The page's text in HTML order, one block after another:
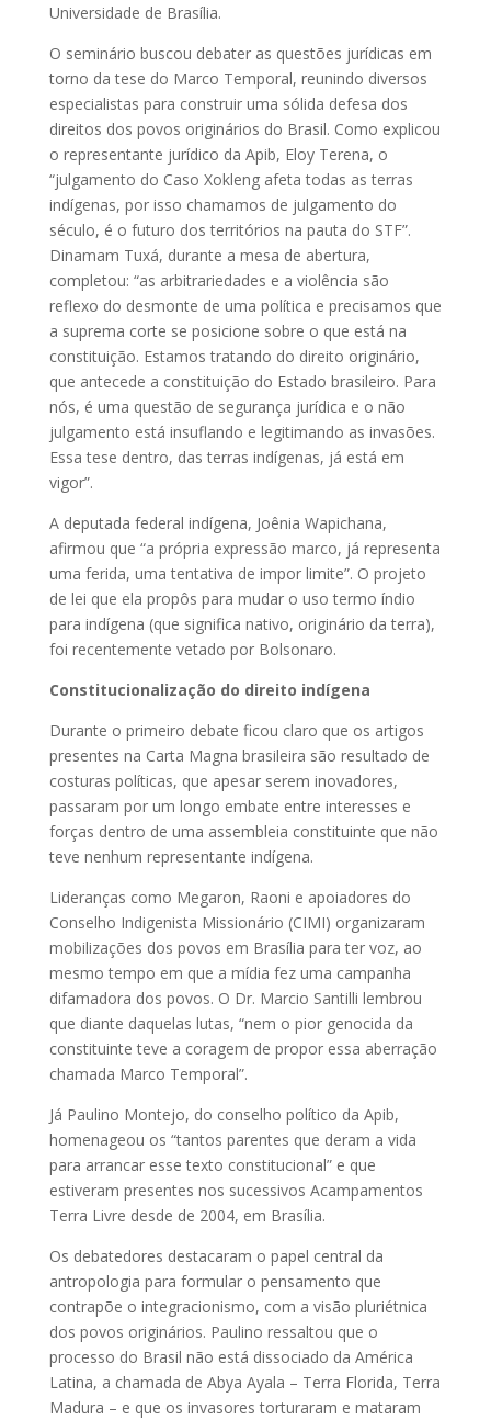
Universidade de Brasília.
O seminário buscou debater as questões jurídicas em
torno da tese do Marco Temporal, reunindo diversos
especialistas para construir uma sólida defesa dos
direitos dos povos originários do Brasil. Como explicou
o representante jurídico da Apib, Eloy Terena, o
“julgamento do Caso Xokleng afeta todas as terras
indígenas, por isso chamamos de julgamento do
século, é o futuro dos territórios na pauta do STF”.
Dinamam Tuxá, durante a mesa de abertura,
completou: “as arbitrariedades e a violência são
reflexo do desmonte de uma política e precisamos que
a suprema corte se posicione sobre o que está na
constituição. Estamos tratando do direito originário,
que antecede a constituição do Estado brasileiro. Para
nós, é uma questão de segurança jurídica e o não
julgamento está insuflando e legitimando as invasões.
Essa tese dentro, das terras indígenas, já está em
vigor”.
A deputada federal indígena, Joênia Wapichana,
afirmou que “a própria expressão marco, já representa
uma ferida, uma tentativa de impor limite”. O projeto
de lei que ela propôs para mudar o uso termo índio
para indígena (que significa nativo, originário da terra),
foi recentemente vetado por Bolsonaro.
Constitucionalização do direito indígena
Durante o primeiro debate ficou claro que os artigos
presentes na Carta Magna brasileira são resultado de
costuras políticas, que apesar serem inovadores,
passaram por um longo embate entre interesses e
forças dentro de uma assembleia constituinte que não
teve nenhum representante indígena.
Lideranças como Megaron, Raoni e apoiadores do
Conselho Indigenista Missionário (CIMI) organizaram
mobilizações dos povos em Brasília para ter voz, ao
mesmo tempo em que a mídia fez uma campanha
difamadora dos povos. O Dr. Marcio Santilli lembrou
que diante daquelas lutas, “nem o pior genocida da
constituinte teve a coragem de propor essa aberração
chamada Marco Temporal”.
Já Paulino Montejo, do conselho político da Apib,
homenageou os “tantos parentes que deram a vida
para arrancar esse texto constitucional” e que
estiveram presentes nos sucessivos Acampamentos
Terra Livre desde de 2004, em Brasília.
Os debatedores destacaram o papel central da
antropologia para formular o pensamento que
contrapõe o integracionismo, com a visão pluriétnica
dos povos originários. Paulino ressaltou que o
processo do Brasil não está dissociado da América
Latina, a chamada de Abya Ayala – Terra Florida, Terra
Madura – e que os invasores torturaram e mataram